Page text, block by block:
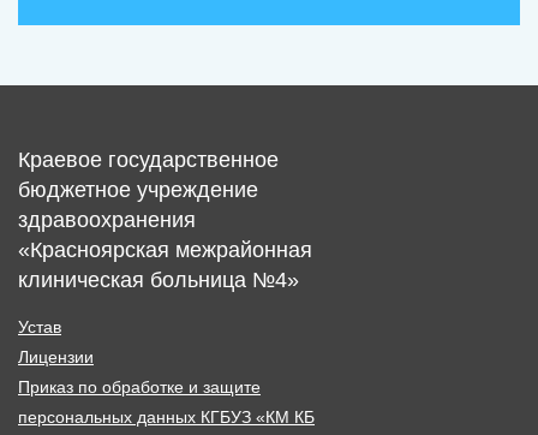
Краевое государственное
бюджетное учреждение
здравоохранения
«Красноярская межрайонная
клиническая больница №4»
Устав
Лицензии
Приказ по обработке и защите
персональных данных КГБУЗ «КМ КБ